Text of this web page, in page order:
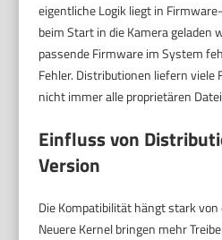
eigentliche Logik liegt in
beim Start in die Kamera geladen
passende Firmware im System
Fehler. Distributionen liefern viele
nicht immer alle proprietären
Einfluss von
Version
Die Kompatibilität hängt stark von
Neuere Kernel bringen mehr